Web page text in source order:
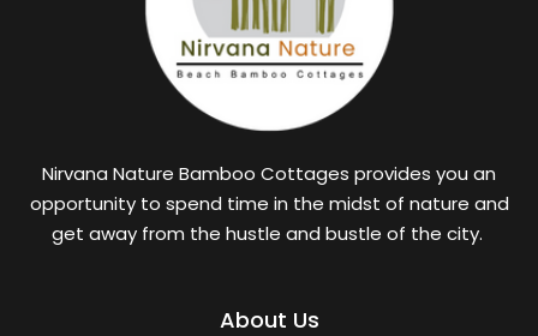
Nirvana Nature Bamboo Cottages provides you an
opportunity to spend time in the midst of nature and
get away from the hustle and bustle of the city.
About Us